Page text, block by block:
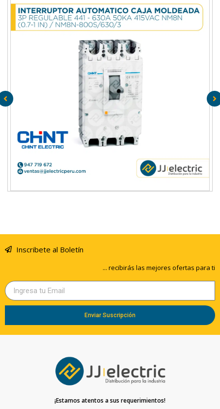
Interruptor Aut. Caja Moldeada 3P Regulable 441 – 630A
50Ka 415Vac Nm8N (0.7-1 In) / NM8N-800S/630/3 – CHINT
Inscribete al Boletín
... recibirás las mejores ofertas para ti
Enviar Suscripción
¡Estamos atentos a sus requerimientos!